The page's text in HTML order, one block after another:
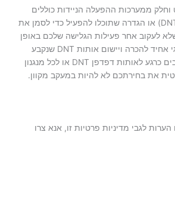
וחלק ממערכות ההפעלה הניידות כוללים
תכונת "אל תעקוב" (DNT) או הגדרה שתוכלו להפעיל כדי לסמן את
לעקוב אחר פעילות הגלישה שלכם באופן
מקוון. אין תקן טכנולוגי אחיד להכרה ויישום אותות DNT שנקבע
סופית. לכן, איננו מגיבים כרגע לאותות דפדפן DNT או לכל מנגנון
את בחירתכם לא להיות במעקב מקוון.
לגבי מדיניות פרטיות זו, אנא צרו